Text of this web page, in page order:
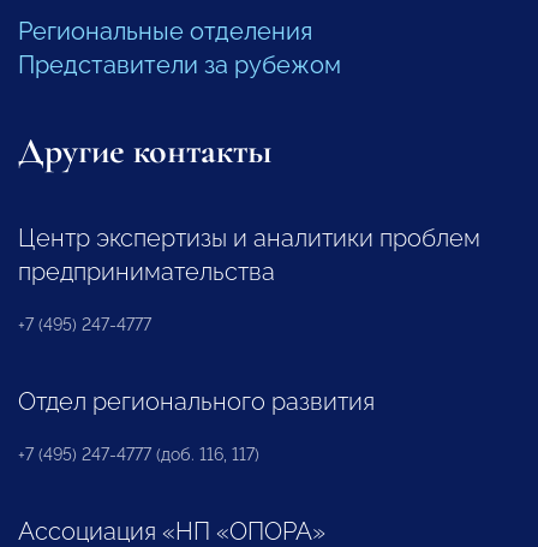
Региональные отделения
Представители за рубежом
Другие контакты
Центр экспертизы и аналитики проблем
предпринимательства
+7 (495) 247-4777
Отдел регионального развития
+7 (495) 247-4777 (доб. 116, 117)
Ассоциация «НП «ОПОРА»